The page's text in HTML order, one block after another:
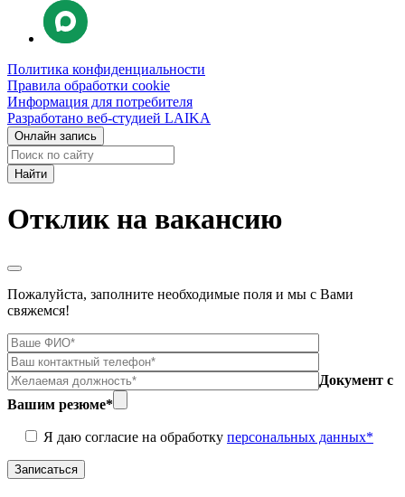
Политика конфиденциальности
Правила обработки cookie
Информация для потребителя
Разработано веб-студией LAIKA
Онлайн запись
Найти:
Отклик на вакансию
Пожалуйста, заполните необходимые поля и мы с Вами
свяжемся!
Документ с
Вашим резюме*
Я даю согласие на обработку персональных данных*